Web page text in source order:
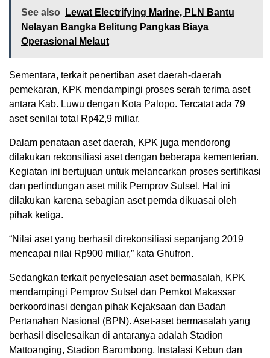
See also
Lewat Electrifying Marine, PLN Bantu
Nelayan Bangka Belitung Pangkas Biaya
Operasional Melaut
Sementara, terkait penertiban aset daerah-daerah
pemekaran, KPK mendampingi proses serah terima aset
antara Kab. Luwu dengan Kota Palopo. Tercatat ada 79
aset senilai total Rp42,9 miliar.
Dalam penataan aset daerah, KPK juga mendorong
dilakukan rekonsiliasi aset dengan beberapa kementerian.
Kegiatan ini bertujuan untuk melancarkan proses sertifikasi
dan perlindungan aset milik Pemprov Sulsel. Hal ini
dilakukan karena sebagian aset pemda dikuasai oleh
pihak ketiga.
“Nilai aset yang berhasil direkonsiliasi sepanjang 2019
mencapai nilai Rp900 miliar,” kata Ghufron.
Sedangkan terkait penyelesaian aset bermasalah, KPK
mendampingi Pemprov Sulsel dan Pemkot Makassar
berkoordinasi dengan pihak Kejaksaan dan Badan
Pertanahan Nasional (BPN). Aset-aset bermasalah yang
berhasil diselesaikan di antaranya adalah Stadion
Mattoanging, Stadion Barombong, Instalasi Kebun dan